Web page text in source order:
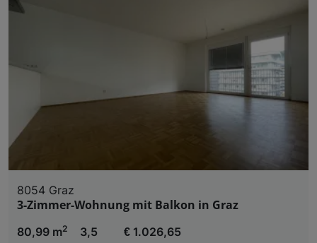
8054 Graz
3-Zimmer-Wohnung mit Balkon in Graz
80,99 m2
3,5 € 1.026,65